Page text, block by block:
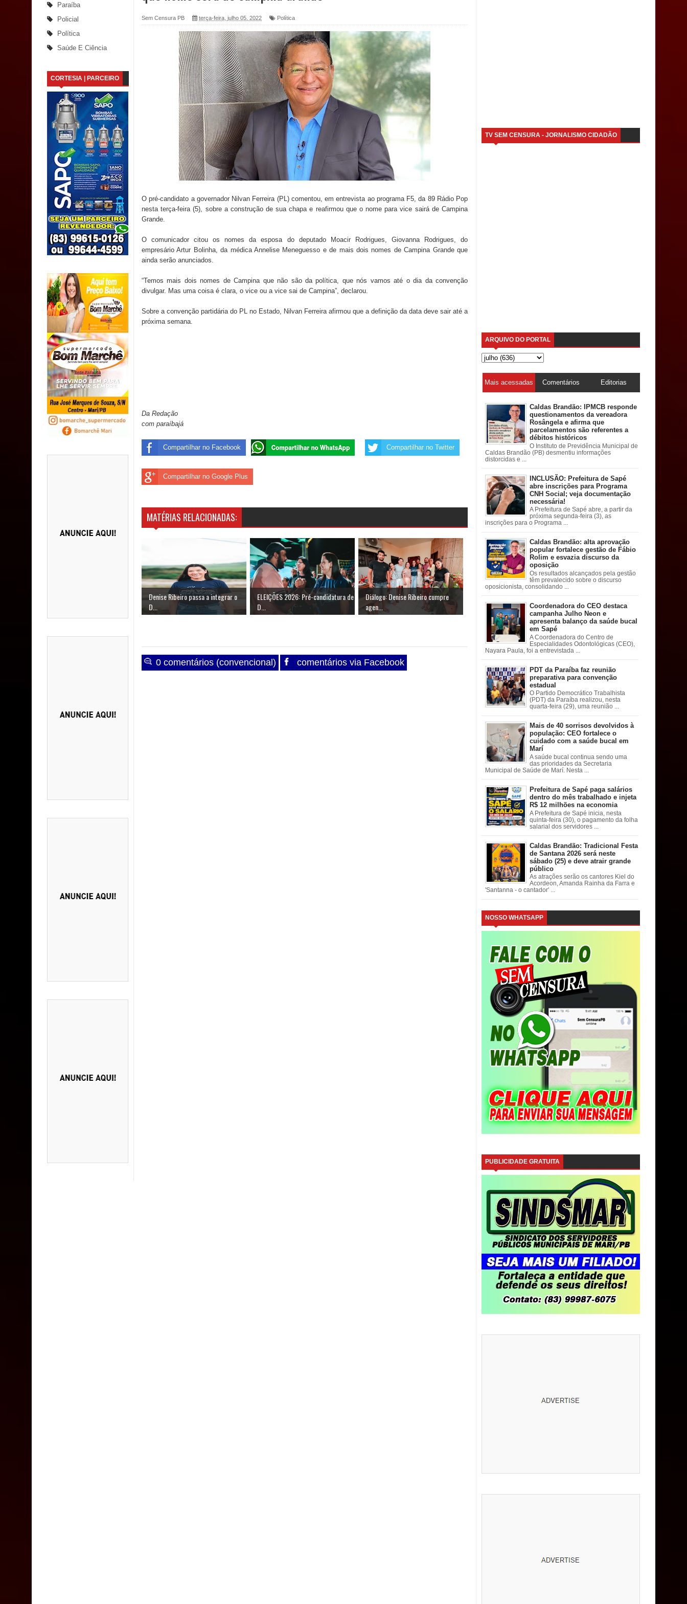
Saúde Bucal: Mais de 470 próteses dentárias já foram entregues pela Prefeitura de Sapé em 2026
Caldas Brandão: Tradicional Festa de Santana 2026 será neste sábado (25) e deve atrair grande público
Nota de pesar: Câmara de Marí lamenta a morte da ex-vereadora Neta do Sindicato
Prefeito Major Sidnei busca em Brasília recursos para nova Casa de Acolhida e CRAS de Sapé
Denise Ribeiro toma posse no Diretório Nacional do PDT durante Convenção em Brasília
Dois Gigantes da Poesia Paraibana inspiram a IV FEIRA LITERÁRIA DO BREJO em Guarabira
Vereador Davyd Matias reúne cerca de 200 lideranças em apoio à pré-candidatura de Denise Ribeiro à
Assembleia Legislativa
Mari marca presença no maior evento de saúde pública do planeta com foco na qualificação dos serviços do
SUS
MULUNGU: Servidora revela Perseguição na Gestão de Daniella Ribeiro e prática repudiável revolta
população
Caldas Brandão: IPMCB responde questionamentos da vereadora Rosângela e afirma que parcelamentos
são referentes a débitos históricos
Paraíba
Policial
Política
Saúde E Ciência
CORTESIA | PARCEIRO
Sem Censura PB terça-feira, julho 05, 2022 Política
O pré-candidato a governador Nilvan Ferreira (PL) comentou, em entrevista ao programa F5, da 89 Rádio Pop
nesta terça-feira (5), sobre a construção de sua chapa e reafirmou que o nome para vice sairá de Campina
Grande.
O comunicador citou os nomes da esposa do deputado Moacir Rodrigues, Giovanna Rodrigues, do
empresário Artur Bolinha, da médica Annelise Meneguesso e de mais dois nomes de Campina Grande que
ainda serão anunciados.
“Temos mais dois nomes de Campina que não são da política, que nós vamos até o dia da convenção
divulgar. Mas uma coisa é clara, o vice ou a vice sai de Campina”, declarou.
Sobre a convenção partidária do PL no Estado, Nilvan Ferreira afirmou que a definição da data deve sair até a
próxima semana.
Da Redação
com paraíbajá
Compartilhar no Facebook Compartilhar no Twitter
Compartilhar no Google Plus
MATÉRIAS RELACIONADAS:
Denise Ribeiro passa a integrar o
D...
ELEIÇÕES 2026: Pré-candidatura de
D...
Diálogo: Denise Ribeiro cumpre
agen...
0 comentários (convencional) comentários via Facebook
TV SEM CENSURA - JORNALISMO CIDADÃO
ARQUIVO DO PORTAL
Mais acessadas Comentários Editorias
Caldas Brandão: IPMCB responde
questionamentos da vereadora
Rosângela e afirma que
parcelamentos são referentes a
débitos históricos
O Instituto de Previdência Municipal de
Caldas Brandão (PB) desmentiu informações
distorcidas e ...
INCLUSÃO: Prefeitura de Sapé
abre inscrições para Programa
CNH Social; veja documentação
necessária!
A Prefeitura de Sapé abre, a partir da
próxima segunda-feira (3), as
inscrições para o Programa ...
Caldas Brandão: alta aprovação
popular fortalece gestão de Fábio
Rolim e esvazia discurso da
oposição
Os resultados alcançados pela gestão
têm prevalecido sobre o discurso
oposicionista, consolidando ...
Coordenadora do CEO destaca
campanha Julho Neon e
apresenta balanço da saúde bucal
em Sapé
A Coordenadora do Centro de
Especialidades Odontológicas (CEO),
Nayara Paula, foi a entrevistada ...
PDT da Paraíba faz reunião
preparativa para convenção
estadual
O Partido Democrático Trabalhista
(PDT) da Paraíba realizou, nesta
quarta-feira (29), uma reunião ...
Mais de 40 sorrisos devolvidos à
população: CEO fortalece o
cuidado com a saúde bucal em
Marí
A saúde bucal continua sendo uma
das prioridades da Secretaria
Municipal de Saúde de Marí. Nesta ...
Prefeitura de Sapé paga salários
dentro do mês trabalhado e injeta
R$ 12 milhões na economia
A Prefeitura de Sapé inicia, nesta
quinta-feira (30), o pagamento da folha
salarial dos servidores ...
Caldas Brandão: Tradicional Festa
de Santana 2026 será neste
sábado (25) e deve atrair grande
público
As atrações serão os cantores Kiel do
Acordeon, Amanda Rainha da Farra e
'Santanna - o cantador' ...
NOSSO WHATSAPP
PUBLICIDADE GRATUITA